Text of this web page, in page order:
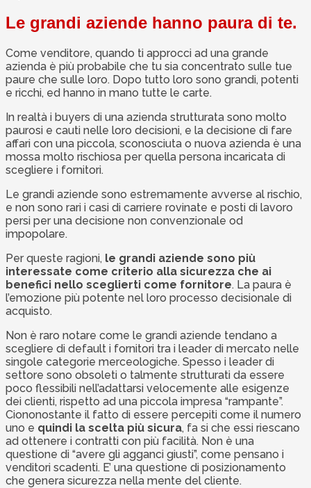
Le grandi aziende hanno paura di te.
Come venditore, quando ti approcci ad una grande
azienda è più probabile che tu sia concentrato sulle tue
paure che sulle loro. Dopo tutto loro sono grandi, potenti
e ricchi, ed hanno in mano tutte le carte.
In realtà i buyers di una azienda strutturata sono molto
paurosi e cauti nelle loro decisioni, e la decisione di fare
affari con una piccola, sconosciuta o nuova azienda è una
mossa molto rischiosa per quella persona incaricata di
scegliere i fornitori.
Le grandi aziende sono estremamente avverse al rischio,
e non sono rari i casi di carriere rovinate e posti di lavoro
persi per una decisione non convenzionale od
impopolare.
Per queste ragioni, le grandi aziende sono più
interessate come criterio alla sicurezza che ai
benefici nello sceglierti come fornitore. La paura è
l’emozione più potente nel loro processo decisionale di
acquisto.
Non è raro notare come le grandi aziende tendano a
scegliere di default i fornitori tra i leader di mercato nelle
singole categorie merceologiche. Spesso i leader di
settore sono obsoleti o talmente strutturati da essere
poco flessibili nell’adattarsi velocemente alle esigenze
dei clienti, rispetto ad una piccola impresa “rampante”.
Ciononostante il fatto di essere percepiti come il numero
uno e quindi la scelta più sicura, fa si che essi riescano
ad ottenere i contratti con più facilità. Non è una
questione di “avere gli agganci giusti”, come pensano i
venditori scadenti. E’ una questione di posizionamento
che genera sicurezza nella mente del cliente.